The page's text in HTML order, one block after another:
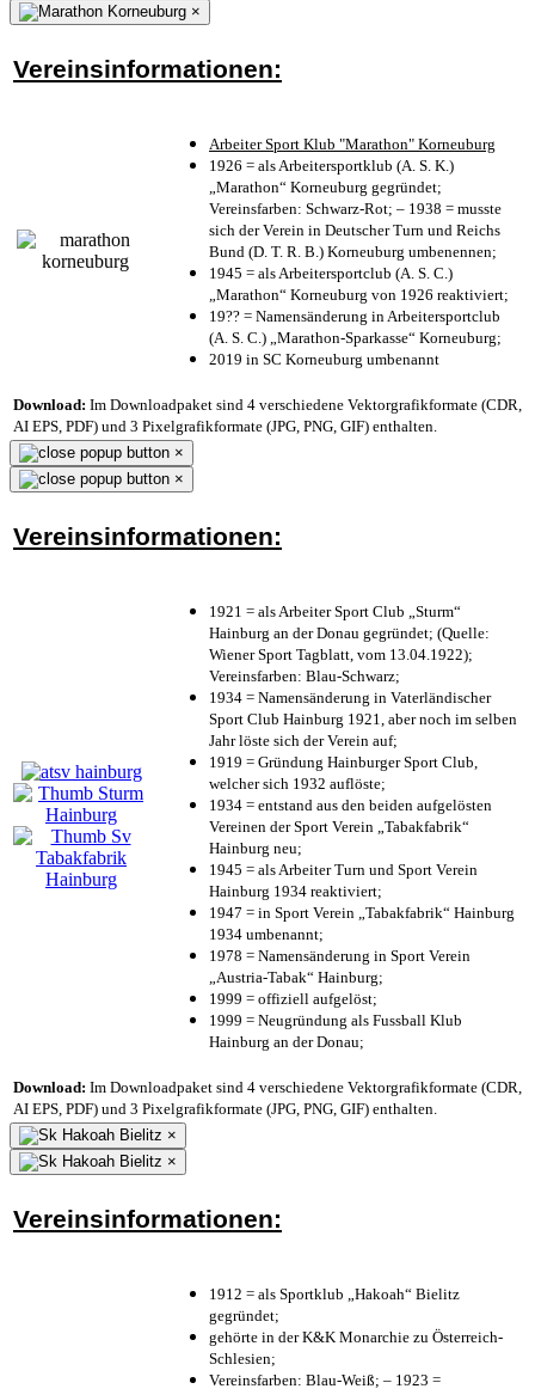
×
Vereinsinformationen:
Arbeiter Sport Klub "Marathon" Korneuburg
1926 = als Arbeitersportklub (A. S. K.)
„Marathon“ Korneuburg gegründet;
Vereinsfarben: Schwarz-Rot; – 1938 = musste
sich der Verein in Deutscher Turn und Reichs
Bund (D. T. R. B.) Korneuburg umbenennen;
1945 = als Arbeitersportclub (A. S. C.)
„Marathon“ Korneuburg von 1926 reaktiviert;
19?? = Namensänderung in Arbeitersportclub
(A. S. C.) „Marathon-Sparkasse“ Korneuburg;
2019 in SC Korneuburg umbenannt
Download: Im Downloadpaket sind 4 verschiedene Vektorgrafikformate (CDR,
AI EPS, PDF) und 3 Pixelgrafikformate (JPG, PNG, GIF) enthalten.
×
×
Vereinsinformationen:
1921 = als Arbeiter Sport Club „Sturm“
Hainburg an der Donau gegründet; (Quelle:
Wiener Sport Tagblatt, vom 13.04.1922);
Vereinsfarben: Blau-Schwarz;
1934 = Namensänderung in Vaterländischer
Sport Club Hainburg 1921, aber noch im selben
Jahr löste sich der Verein auf;
1919 = Gründung Hainburger Sport Club,
welcher sich 1932 auflöste;
1934 = entstand aus den beiden aufgelösten
Vereinen der Sport Verein „Tabakfabrik“
Hainburg neu;
1945 = als Arbeiter Turn und Sport Verein
Hainburg 1934 reaktiviert;
1947 = in Sport Verein „Tabakfabrik“ Hainburg
1934 umbenannt;
1978 = Namensänderung in Sport Verein
„Austria-Tabak“ Hainburg;
1999 = offiziell aufgelöst;
1999 = Neugründung als Fussball Klub
Hainburg an der Donau;
Download: Im Downloadpaket sind 4 verschiedene Vektorgrafikformate (CDR,
AI EPS, PDF) und 3 Pixelgrafikformate (JPG, PNG, GIF) enthalten.
×
×
Vereinsinformationen:
1912 = als Sportklub „Hakoah“ Bielitz
gegründet;
gehörte in der K&K Monarchie zu Österreich-
Schlesien;
Vereinsfarben: Blau-Weiß; – 1923 =